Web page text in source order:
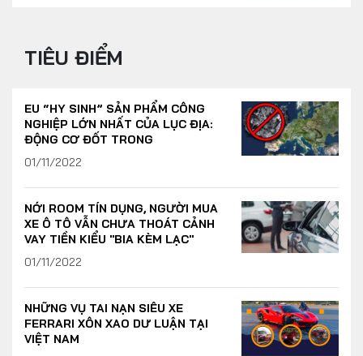
TIÊU ĐIỂM
EU “HY SINH” SẢN PHẨM CÔNG
NGHIỆP LỚN NHẤT CỦA LỤC ĐỊA:
ĐỘNG CƠ ĐỐT TRONG
01/11/2022
NỚI ROOM TÍN DỤNG, NGƯỜI MUA
XE Ô TÔ VẪN CHƯA THOÁT CẢNH
VAY TIỀN KIỂU "BIA KÈM LẠC"
01/11/2022
NHỮNG VỤ TAI NẠN SIÊU XE
FERRARI XÔN XAO DƯ LUẬN TẠI
VIỆT NAM